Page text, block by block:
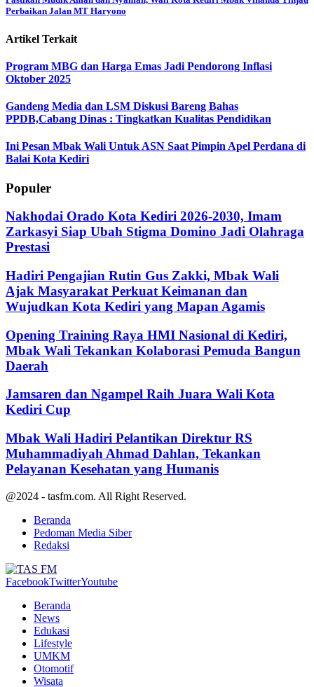
Perbaikan Jalan MT Haryono
Artikel Terkait
Program MBG dan Harga Emas Jadi Pendorong Inflasi
Oktober 2025
Gandeng Media dan LSM Diskusi Bareng Bahas
PPDB,Cabang Dinas : Tingkatkan Kualitas Pendidikan
Ini Pesan Mbak Wali Untuk ASN Saat Pimpin Apel Perdana di
Balai Kota Kediri
Populer
Nakhodai Orado Kota Kediri 2026-2030, Imam
Zarkasyi Siap Ubah Stigma Domino Jadi Olahraga
Prestasi
Hadiri Pengajian Rutin Gus Zakki, Mbak Wali
Ajak Masyarakat Perkuat Keimanan dan
Wujudkan Kota Kediri yang Mapan Agamis
Opening Training Raya HMI Nasional di Kediri,
Mbak Wali Tekankan Kolaborasi Pemuda Bangun
Daerah
Jamsaren dan Ngampel Raih Juara Wali Kota
Kediri Cup
Mbak Wali Hadiri Pelantikan Direktur RS
Muhammadiyah Ahmad Dahlan, Tekankan
Pelayanan Kesehatan yang Humanis
@2024 - tasfm.com. All Right Reserved.
Beranda
Pedoman Media Siber
Redaksi
FacebookTwitterYoutube
Beranda
News
Edukasi
Lifestyle
UMKM
Otomotif
Wisata